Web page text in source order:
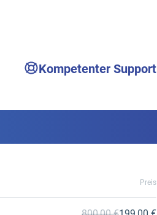
Kompetenter Support
Preis